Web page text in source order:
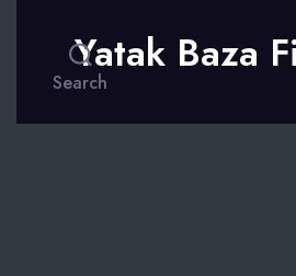
Search
Yatak Baza